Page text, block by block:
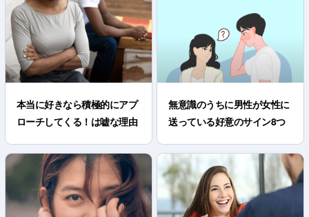
本当に好きなら積極的にアプ
ローチしてくる！は嘘な理由
無意識のうちに男性が女性に
送っている好意のサイン8つ